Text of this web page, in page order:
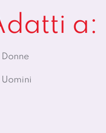
a:
Donne
Uomini